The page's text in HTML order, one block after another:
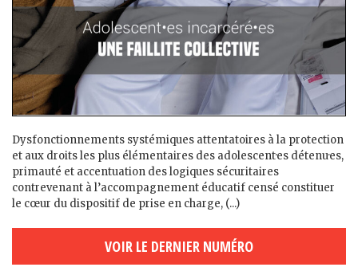
Dysfonctionnements systémiques attentatoires à la protection
et aux droits les plus élémentaires des adolescent·es détenu·es,
primauté et accentuation des logiques sécuritaires
contrevenant à l’accompagnement éducatif censé constituer
le cœur du dispositif de prise en charge, (...)
VOIR LE DERNIER NUMÉRO